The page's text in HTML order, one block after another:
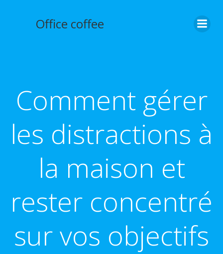
Office coffee
Comment gérer
les distractions à
la maison et
rester concentré
sur vos objectifs